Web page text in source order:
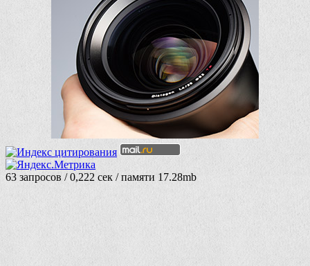
63 запросов / 0,222 сек / памяти 17.28mb